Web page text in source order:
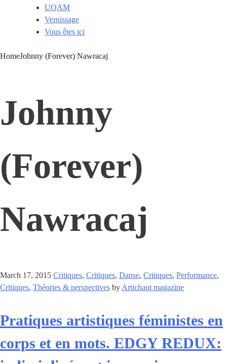
UQAM
Vernissage
Vous êtes ici
HomeJohnny (Forever) Nawracaj
Johnny
(Forever)
Nawracaj
March 17, 2015 Critiques, Critiques, Danse, Critiques, Performance,
Critiques, Théories & perspectives by Artichaut magazine
Pratiques artistiques féministes en
corps et en mots. EDGY REDUX: